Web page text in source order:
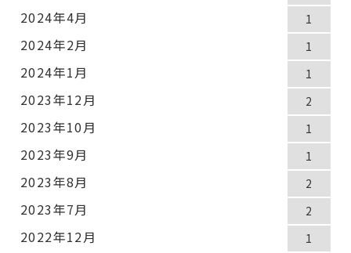
2024年4月 1
2024年2月 1
2024年1月 1
2023年12月 2
2023年10月 1
2023年9月 1
2023年8月 2
2023年7月 2
2022年12月 1